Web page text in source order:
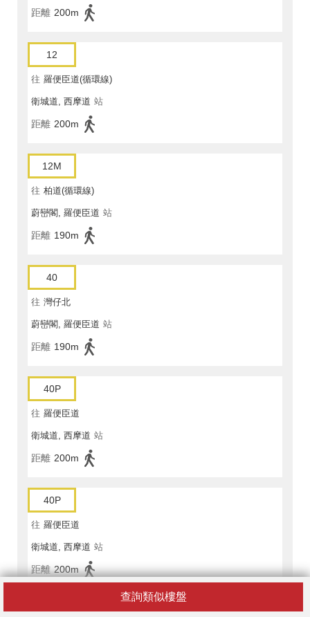
查詢類似樓盤
距離 200m
12
往 羅便臣道(循環線)
衛城道, 西摩道 站
距離 200m
12M
往 柏道(循環線)
蔚巒閣, 羅便臣道 站
距離 190m
40
往 灣仔北
蔚巒閣, 羅便臣道 站
距離 190m
40P
往 羅便臣道
衛城道, 西摩道 站
距離 200m
40P
往 羅便臣道
衛城道, 西摩道 站
距離 200m
40P